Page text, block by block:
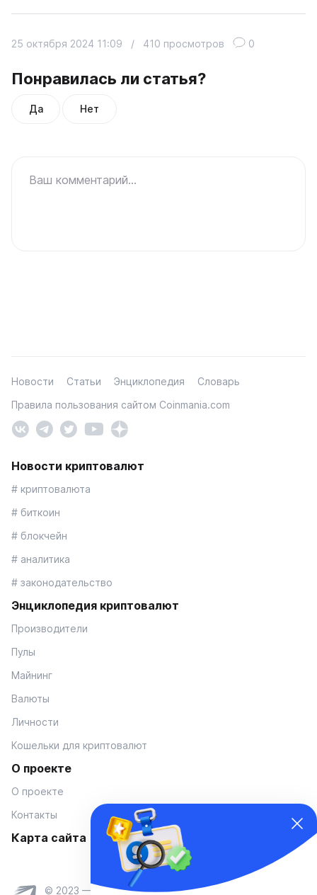
Понравилась ли статья?
Да Нет
25 октября 2024 11:09 / 410 просмотров 0
Ваш комментарий...
Новости Статьи Энциклопедия
Словарь
Правила пользования сайтом Coinmania.com
Новости криптовалют
# криптовалюта
# биткоин
# блокчейн
# аналитика
# законодательство
Энциклопедия криптовалют
Производители
Пулы
Майнинг
Валюты
Личности
Кошельки для криптовалют
О проекте
О проекте
Контакты
Карта сайта
© 2023 — Coinmania